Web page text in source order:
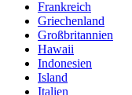
Frankreich
Griechenland
Großbritannien
Hawaii
Indonesien
Island
Italien